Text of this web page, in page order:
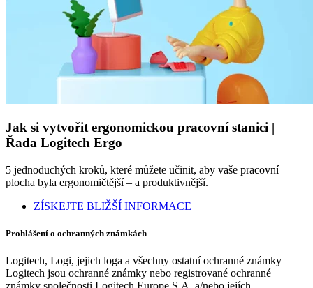
Jak si vytvořit ergonomickou pracovní stanici |
Řada Logitech Ergo
5 jednoduchých kroků, které můžete učinit, aby vaše pracovní
plocha byla ergonomičtější – a produktivnější.
ZÍSKEJTE BLIŽŠÍ INFORMACE
Prohlášení o ochranných známkách
Logitech, Logi, jejich loga a všechny ostatní ochranné známky
Logitech jsou ochranné známky nebo registrované ochranné